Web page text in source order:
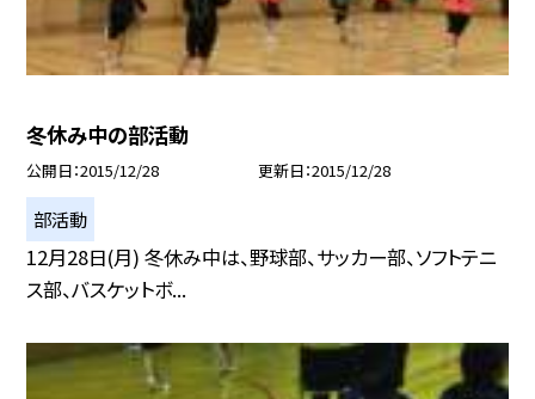
冬休み中の部活動
公開日 2015/12/28 更新日 2015/12/28
部活動
12月28日(月) 冬休み中は、野球部、サッカー部、ソフトテニ
ス部、バスケットボ...